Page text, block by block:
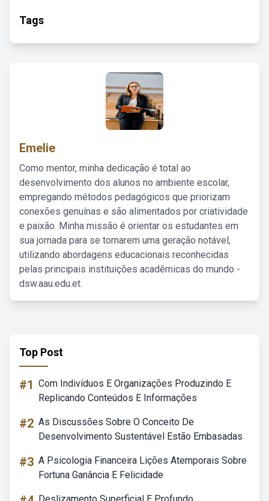
Tags
Emelie
Como mentor, minha dedicação é total ao
desenvolvimento dos alunos no ambiente escolar,
empregando métodos pedagógicos que priorizam
conexões genuínas e são alimentados por criatividade
e paixão. Minha missão é orientar os estudantes em
sua jornada para se tornarem uma geração notável,
utilizando abordagens educacionais reconhecidas
pelas principais instituições acadêmicas do mundo -
dsw.aau.edu.et.
Top Post
#1 Com Indivíduos E Organizações Produzindo E
Replicando Conteúdos E Informações
#2 As Discussões Sobre O Conceito De
Desenvolvimento Sustentável Estão Embasadas
#3 A Psicologia Financeira Lições Atemporais Sobre
Fortuna Ganância E Felicidade